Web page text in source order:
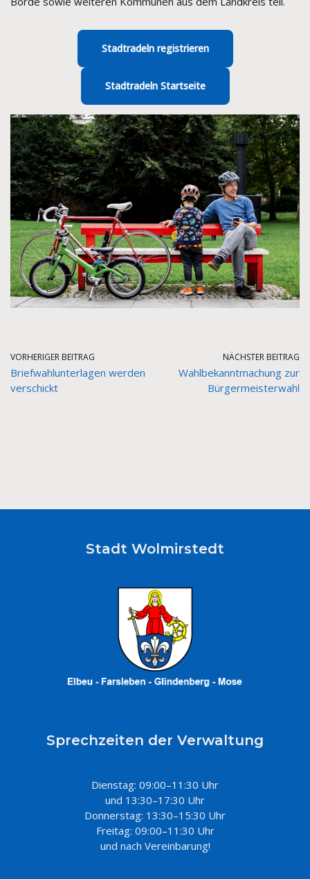
Stadtradeln registrieren
Stadtradeln Startseite
VORHERIGER BEITRAG
Briefwahlunterlagen werden
verschickt
NÄCHSTER BEITRAG
Wahlbekanntmachung zur
Bürgermeisterwahl
Stadt Wolmirstedt
Sprechzeiten der Verwaltung
Dienstag: 09:00–11:30 Uhr
und 13:30–17:30 Uhr
Donnerstag: 13:30–15:30 Uhr
Freitag: 09:00–11:30 Uhr
und nach Vereinbarung!